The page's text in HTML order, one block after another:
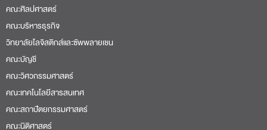
คณะศิลปศาสตร์
คณะบริหารธุรกิจ
วิทยาลัยโลจิสติกส์และซัพพลายเชน
คณะบัญชี
คณะวิศวกรรมศาสตร์
คณะเทคโนโลยีสารสนเทศ
คณะสถาปัตยกรรมศาสตร์
คณะนิติศาสตร์